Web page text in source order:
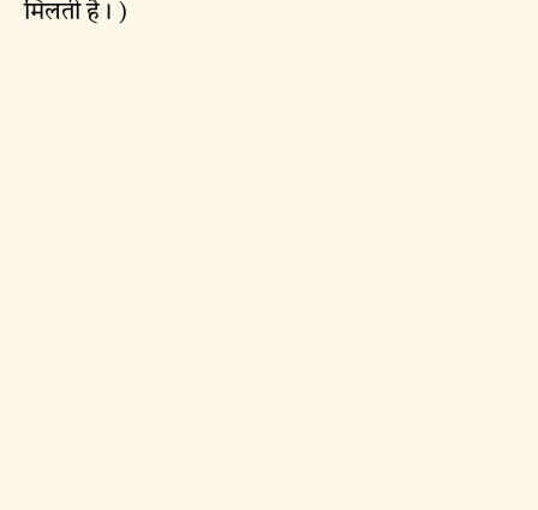
मिलती है। )